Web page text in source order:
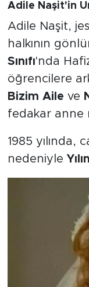
Adile Naşit'in
Adile Naşit,
halkının
Sınıfı'nda
öğrencilere
Bizim Aile ve
fedakar anne
1985 yılında,
nedeniyle